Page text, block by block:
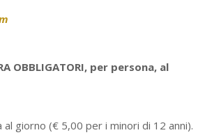
OBBLIGATORI, per persona, al
giorno (€ 5,00 per i minori di 12 anni).